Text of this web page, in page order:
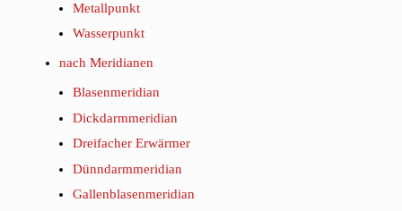
Metallpunkt
Wasserpunkt
nach Meridianen
Blasenmeridian
Dickdarmmeridian
Dreifacher Erwärmer
Dünndarmmeridian
Gallenblasenmeridian